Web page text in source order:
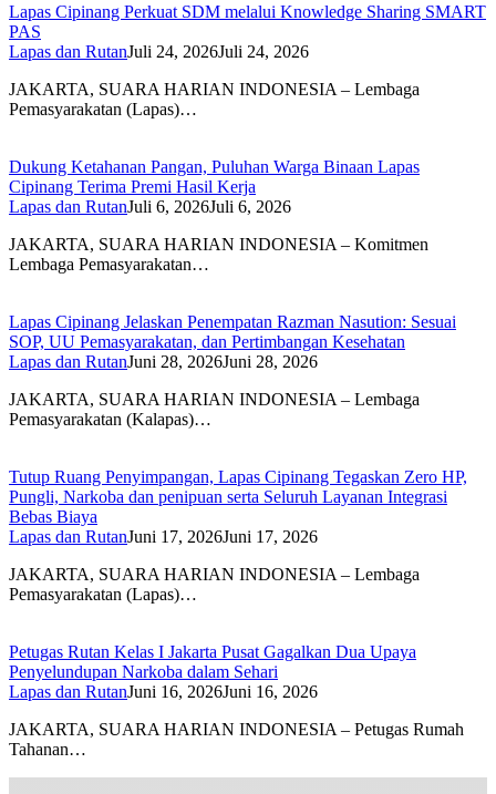
Lapas Cipinang Perkuat SDM melalui Knowledge Sharing SMART
PAS
Lapas dan RutanJuli 24, 2026Juli 24, 2026
JAKARTA, SUARA HARIAN INDONESIA – Lembaga
Pemasyarakatan (Lapas)…
Dukung Ketahanan Pangan, Puluhan Warga Binaan Lapas
Cipinang Terima Premi Hasil Kerja
Lapas dan RutanJuli 6, 2026Juli 6, 2026
JAKARTA, SUARA HARIAN INDONESIA – Komitmen
Lembaga Pemasyarakatan…
Lapas Cipinang Jelaskan Penempatan Razman Nasution: Sesuai
SOP, UU Pemasyarakatan, dan Pertimbangan Kesehatan
Lapas dan RutanJuni 28, 2026Juni 28, 2026
JAKARTA, SUARA HARIAN INDONESIA – Lembaga
Pemasyarakatan (Kalapas)…
Tutup Ruang Penyimpangan, Lapas Cipinang Tegaskan Zero HP,
Pungli, Narkoba dan penipuan serta Seluruh Layanan Integrasi
Bebas Biaya
Lapas dan RutanJuni 17, 2026Juni 17, 2026
JAKARTA, SUARA HARIAN INDONESIA – Lembaga
Pemasyarakatan (Lapas)…
Petugas Rutan Kelas I Jakarta Pusat Gagalkan Dua Upaya
Penyelundupan Narkoba dalam Sehari
Lapas dan RutanJuni 16, 2026Juni 16, 2026
JAKARTA, SUARA HARIAN INDONESIA – Petugas Rumah
Tahanan…